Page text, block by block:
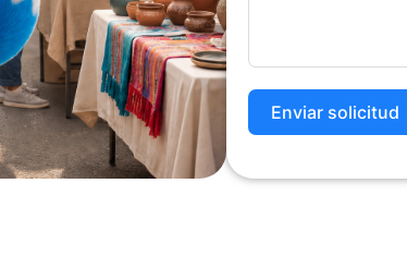
Enviar solicitud